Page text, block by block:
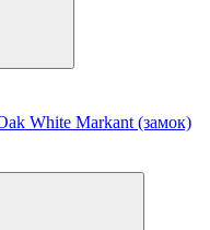
White Markant (замок)